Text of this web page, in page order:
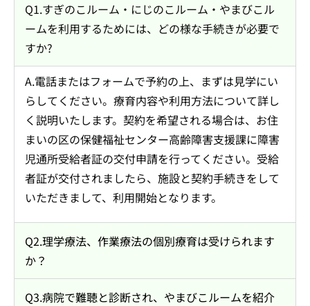
Q1.すぎのこルーム・にじのこルーム・やまびこル
ームを利用するためには、どの様な手続きが必要で
すか?
A.電話またはフォームで予約の上、まずは見学にい
らしてください。療育内容や利用方法について詳し
く説明いたします。契約を希望される場合は、お住
まいの区の保健福祉センター高齢障害支援課に障害
児通所受給者証の交付申請を行ってください。受給
者証が交付されましたら、施設と契約手続きをして
いただきまして、利用開始となります。
Q2.理学療法、作業療法の個別療育は受けられます
か？
Q3.病院で難聴と診断され、やまびこルームを紹介